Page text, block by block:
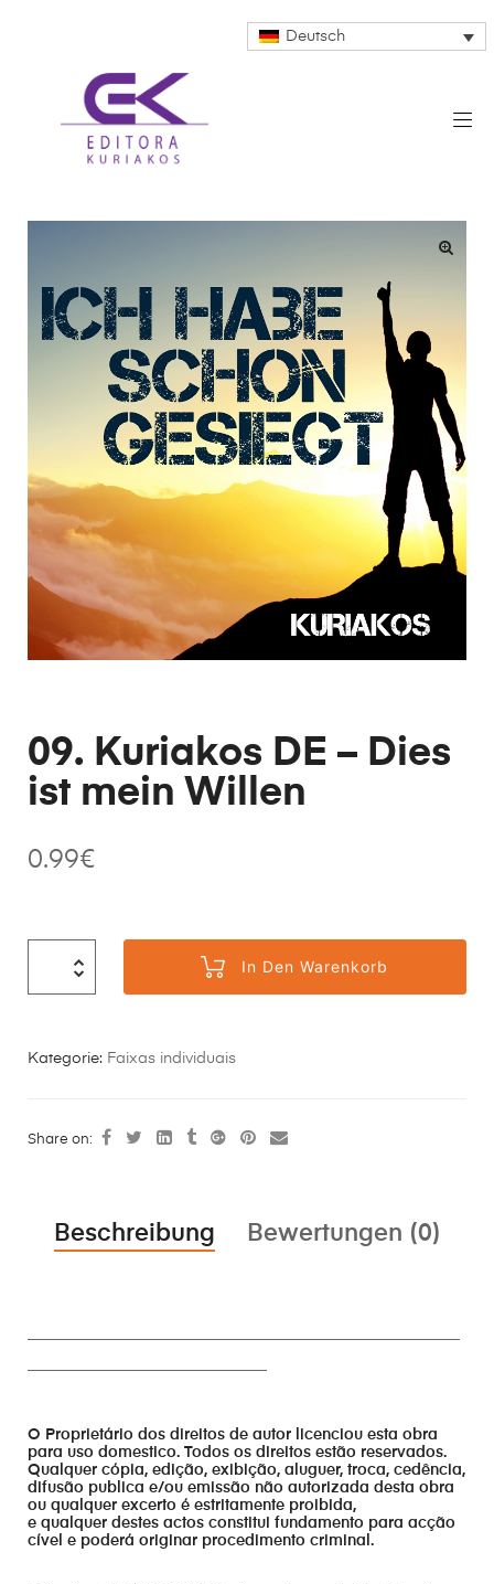
Deutsch
09. Kuriakos DE – Dies
ist mein Willen
0.99€
In Den Warenkorb
Kategorie: Faixas individuais
Share on:
Beschreibung Bewertungen (0)
O Proprietário dos direitos de autor licenciou esta obra
para uso domestico. Todos os direitos estão reservados.
Qualquer cópia, edição, exibição, aluguer, troca, cedência,
difusão publica e/ou emissão não autorizada desta obra
ou qualquer excerto é estritamente proibida,
e qualquer destes actos constitui fundamento para acção
cível e poderá originar procedimento criminal.